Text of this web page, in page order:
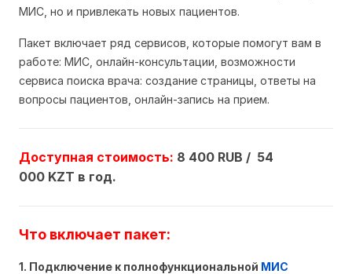
МИС, но и привлекать новых пациентов.
Пакет включает ряд сервисов, которые помогут вам в
работе: МИС, онлайн-консультации, возможности
сервиса поиска врача: создание страницы, ответы на
вопросы пациентов, онлайн-запись на прием.
Доступная стоимость: 8 400 RUB / 54
000 KZT в год.
Что включает пакет:
1. Подключение к полнофункциональной МИС